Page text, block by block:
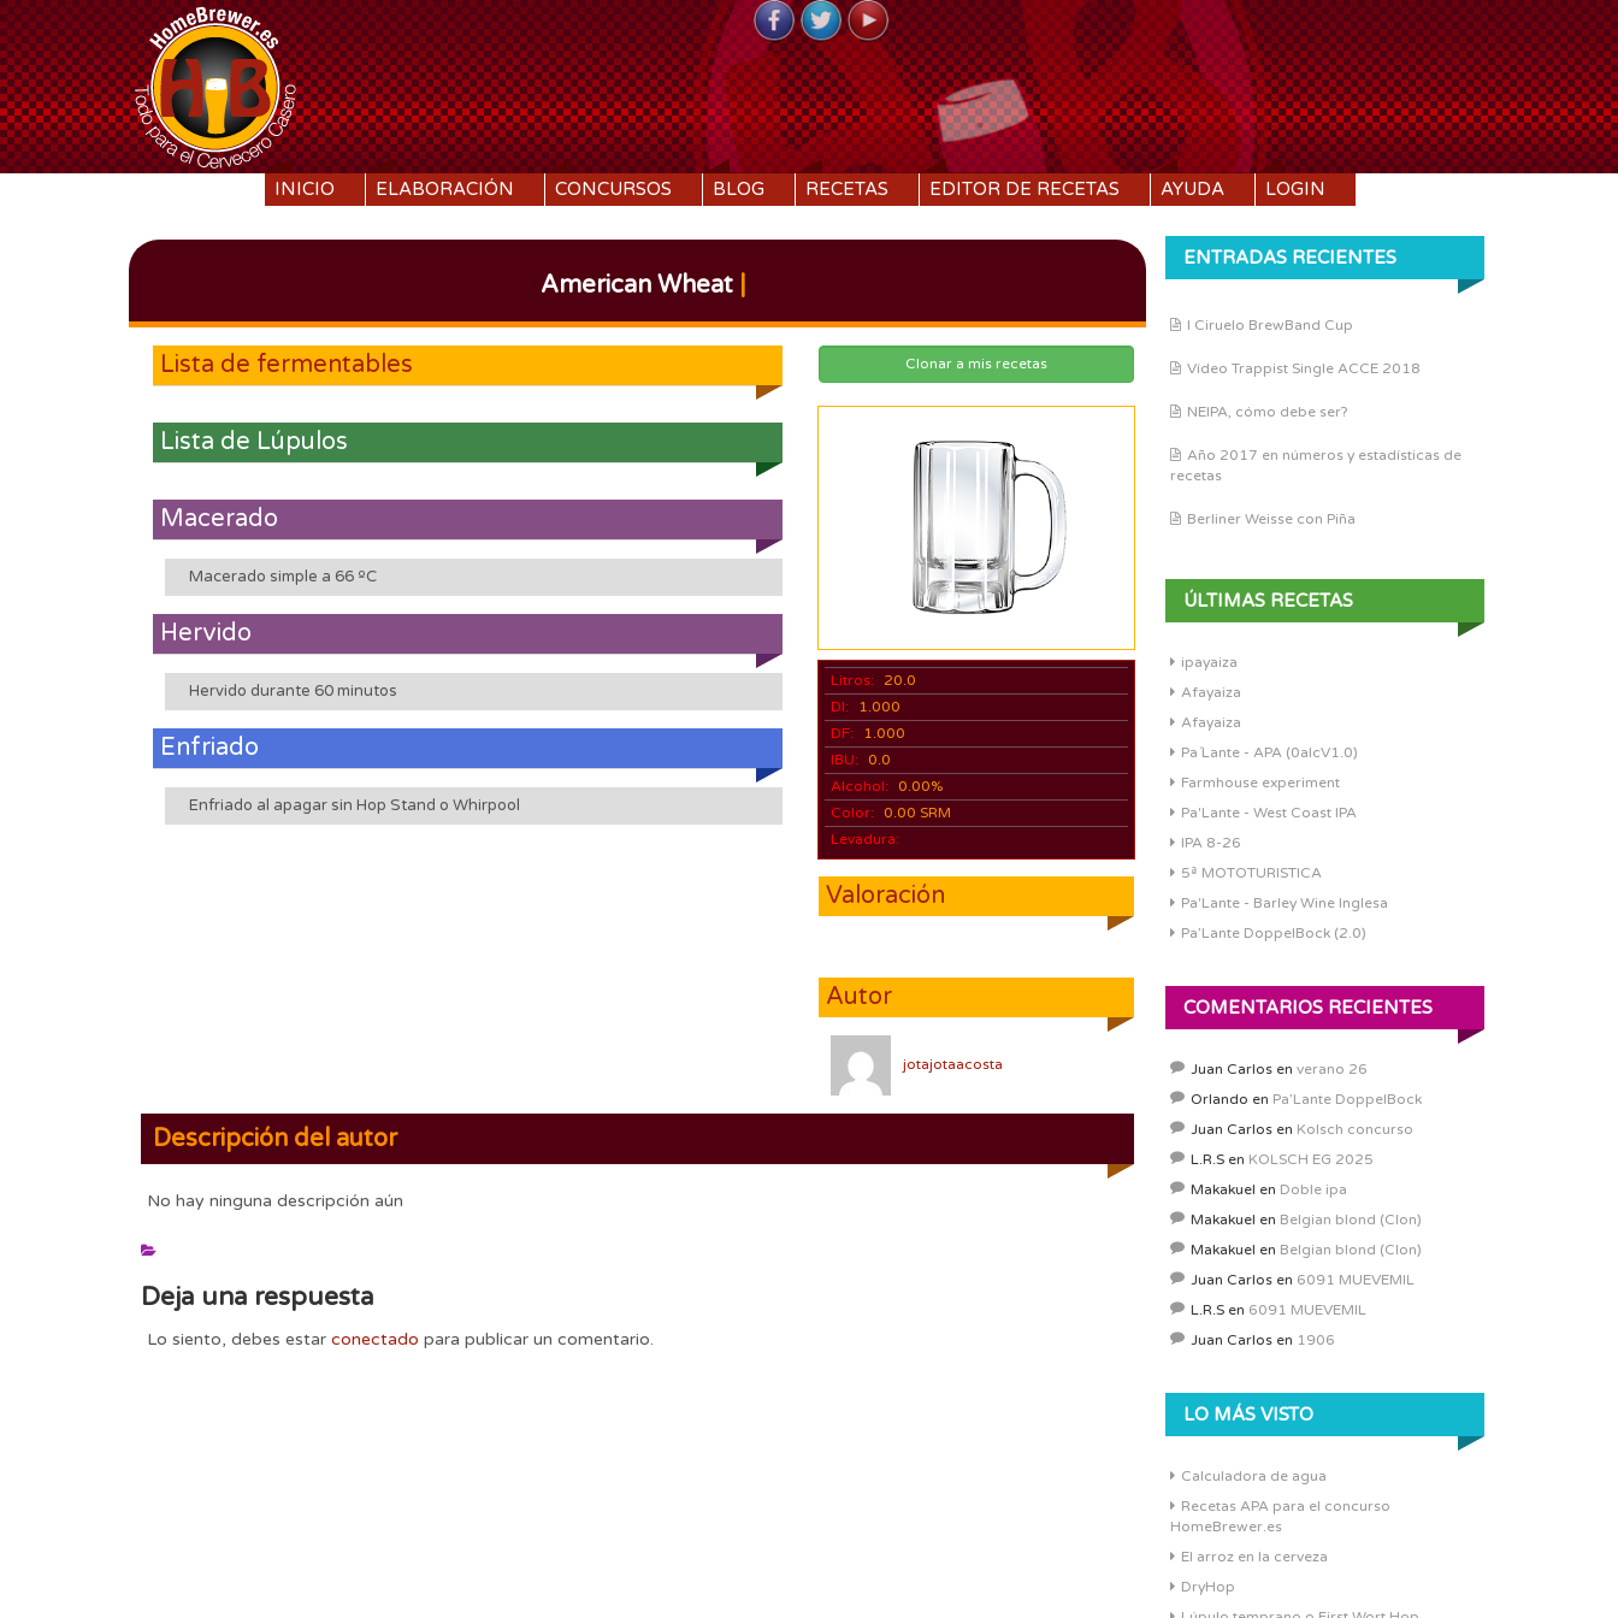
SKIP TO CONTENT
INICIO ELABORACIÓN CONCURSOS BLOG RECETAS EDITOR DE RECETAS AYUDA LOGIN
American Wheat
Lista de fermentables
Lista de Lúpulos
Macerado
Macerado simple a 66 ºC
Hervido
Hervido durante 60 minutos
Enfriado
Enfriado al apagar sin Hop Stand o Whirpool
Clonar a mis recetas
Litros:
20.0
DI:
1.000
DF:
1.000
IBU:
0.0
Alcohol:
0.00%
Color:
0.00 SRM
Levadura:
Valoración
Autor
jotajotaacosta
Descripción del autor
No hay ninguna descripción aún
Deja una respuesta
Lo siento, debes estar conectado para publicar un comentario.
ENTRADAS RECIENTES
I Ciruelo BrewBand Cup
Vídeo Trappist Single ACCE 2018
NEIPA, cómo debe ser?
Año 2017 en números y estadísticas de
recetas
Berliner Weisse con Piña
ÚLTIMAS RECETAS
ipayaiza
Afayaiza
Afayaiza
Pa´Lante - APA (0alcV1.0)
Farmhouse experiment
Pa'Lante - West Coast IPA
IPA 8-26
5ª MOTOTURISTICA
Pa'Lante - Barley Wine Inglesa
Pa’Lante DoppelBock (2.0)
COMENTARIOS RECIENTES
Juan Carlos en verano 26
Orlando en Pa’Lante DoppelBock
Juan Carlos en Kolsch concurso
L.R.S en KOLSCH EG 2025
Makakuel en Doble ipa
Makakuel en Belgian blond (Clon)
Makakuel en Belgian blond (Clon)
Juan Carlos en 6091 MUEVEMIL
L.R.S en 6091 MUEVEMIL
Juan Carlos en 1906
LO MÁS VISTO
Calculadora de agua
Recetas APA para el concurso
HomeBrewer.es
El arroz en la cerveza
DryHop